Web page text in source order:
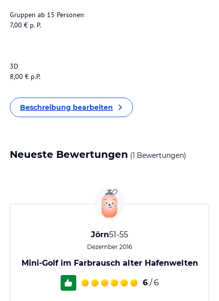
Gruppen ab 15 Personen
7,00 € p. P.
3D
8,00 € p.P.
Beschreibung bearbeiten
Neueste Bewertungen (1 Bewertungen)
Jörn51-55
Dezember 2016
Mini-Golf im Farbrausch alter Hafenwelten
6 / 6